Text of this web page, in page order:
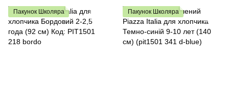
Пакунок Школяра Пакунок Школяра